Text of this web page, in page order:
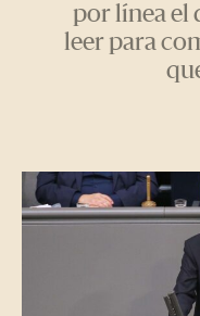
por línea el
leer para